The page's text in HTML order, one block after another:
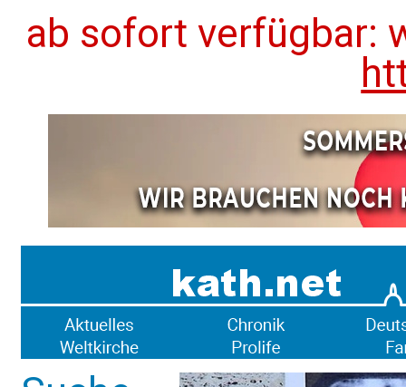
ab sofort verfügbar: